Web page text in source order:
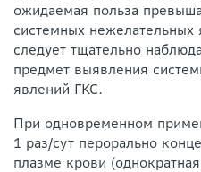
ожидаемая польза
системных нежелательных
следует тщательно
предмет выявления
явлений ГКС.
При одновременном
1 раз/сут перорально
плазме крови